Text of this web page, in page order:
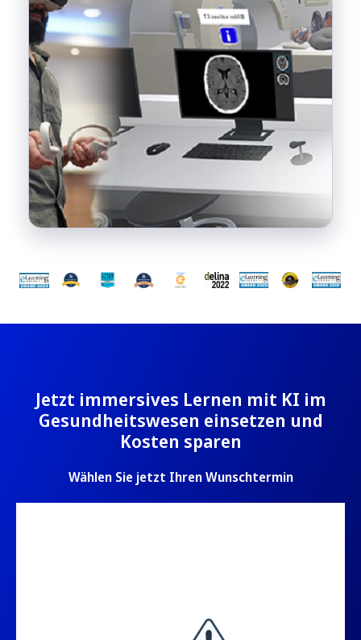
Jetzt immersives Lernen mit KI im
Gesundheitswesen einsetzen und
Kosten sparen
Wählen Sie jetzt Ihren Wunschtermin